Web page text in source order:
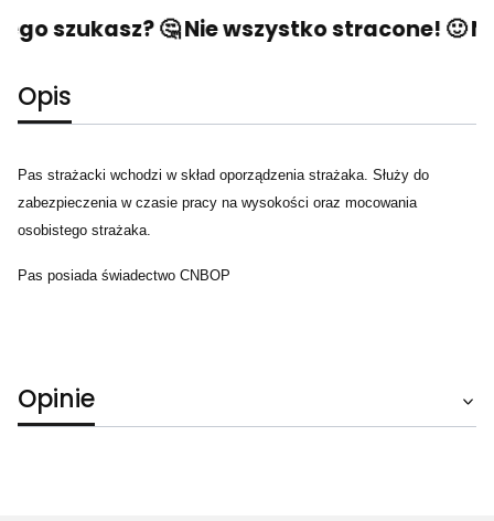
szukasz? 🤔 Nie wszystko stracone! 🙂
Opis
Pas strażacki wchodzi w skład oporządzenia strażaka. Służy do
zabezpieczenia w czasie pracy na wysokości oraz mocowania
osobistego strażaka.
Pas posiada świadectwo CNBOP
Opinie